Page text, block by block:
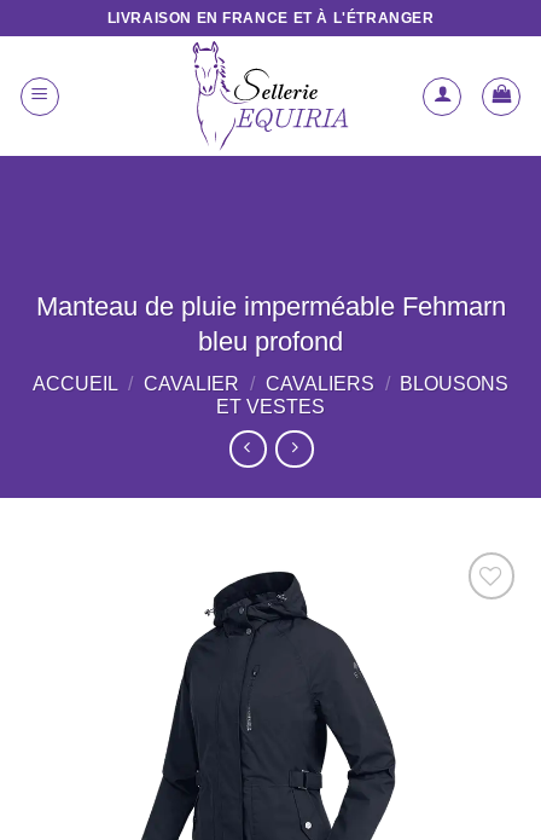
contenu
LIVRAISON EN FRANCE ET À L'ÉTRANGER
Manteau de pluie imperméable Fehmarn
bleu profond
ACCUEIL / CAVALIER / CAVALIERS /
BLOUSONS
ET VESTES